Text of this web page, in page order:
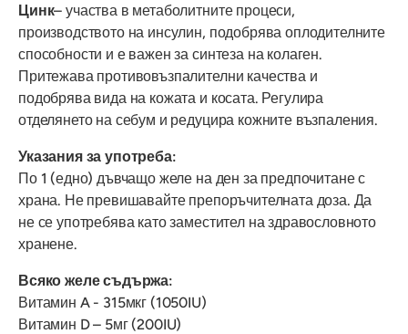
Цинк– участва в метаболитните процеси,
производството на инсулин, подобрява оплодителните
способности и е важен за синтеза на колаген.
Притежава противовъзпалителни качества и
подобрява вида на кожата и косата. Регулира
отделянето на себум и редуцира кожните възпаления.
Указания за употреба:
По 1 (едно) дъвчащо желе на ден за предпочитане с
храна. Не превишавайте препоръчителната доза. Да
не се употребява като заместител на здравословното
хранене.
Всяко желе съдържа:
Витамин A - 315мкг (1050IU)
Витамин D – 5мг (200IU)